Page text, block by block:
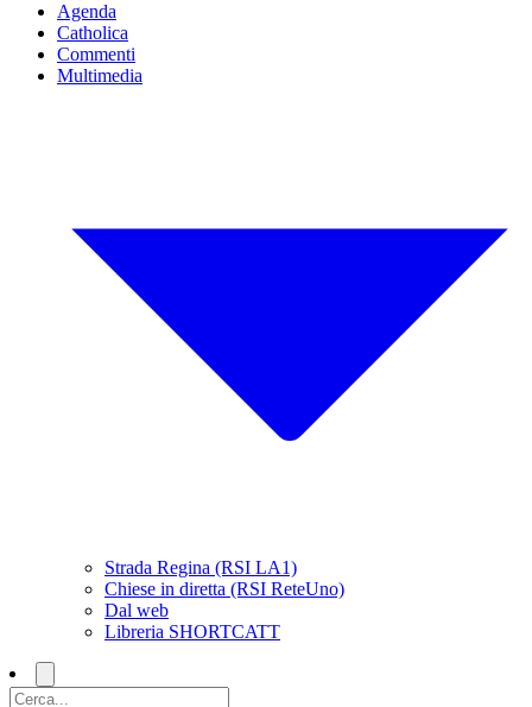
Agenda
Catholica
Commenti
Multimedia
Strada Regina (RSI LA1)
Chiese in diretta (RSI ReteUno)
Dal web
Libreria SHORTCATT